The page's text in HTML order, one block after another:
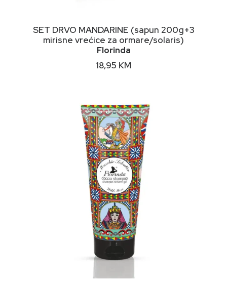
DODAJ U KORPU
SET DRVO MANDARINE (sapun 200g+3
mirisne vrećice za ormare/solaris)
Florinda
18,95 KM